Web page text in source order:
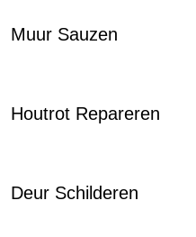
Muur Sauzen
Houtrot Repareren
Deur Schilderen